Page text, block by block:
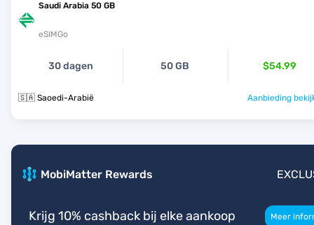
Saudi Arabia 50 GB
eSIMGo
30 dagen 50 GB $54.99
🇸🇦 Saoedi-Arabië Aanbieding
MobiMatter Rewards
Krijg 10% cashback bij elke aankoop Meer